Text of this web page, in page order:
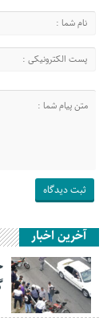
آخرین اخبار